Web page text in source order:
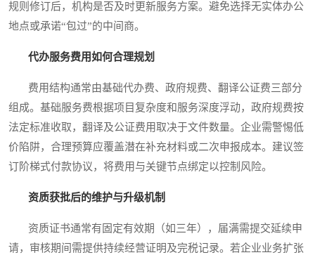
规则修订后，机构是否及时更新服务方案。避免选择无实体办公
地点或承诺“包过”的中间商。
代办服务费用如何合理规划
费用结构通常由基础代办费、政府规费、翻译公证费三部分
组成。基础服务费根据项目复杂度和服务深度浮动，政府规费按
法定标准收取，翻译及公证费用取决于文件数量。企业需警惕低
价陷阱，合理预算应覆盖潜在补充材料或二次申报成本。建议签
订阶梯式付款协议，将费用与关键节点绑定以控制风险。
资质获批后的维护与升级机制
资质证书通常有固定有效期（如三年），届满需提交延续申
请，审核期间需提供持续经营证明及完税记录。若企业业务扩张